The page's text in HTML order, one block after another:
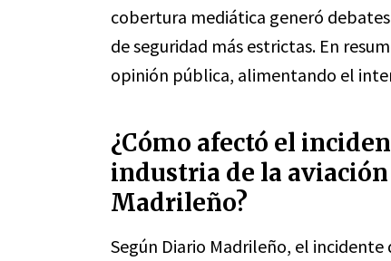
cobertura mediática generó
de seguridad más estrictas. En
opinión pública, alimentando el
¿Cómo afectó el
industria de la
Madrileño?
Según Diario Madrileño, el